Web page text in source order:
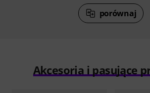
porównaj
Akcesoria i pasujące